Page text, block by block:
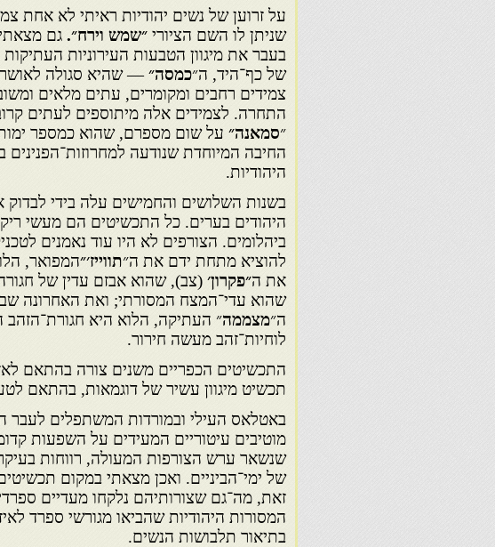
על זרוען של נשים יהודיות ראיתי לא אחת
שניתן לו השם הציורי ״שמש וירח״. גם
בעבר את מיגוון הטבעות העירוניות העתיקות
של כף־היד, ה״כמסה״— שהיא סגולה לאושר
צמידים רחבים ומקומרים, עתים מלאים
התחרה. לצמידים אלה מיתוספים לעתים
״סמאנה״
החיבה המיוחדת שנודעה למחרוזות־הפנינים
היהודיות.
בשנות השלושים והחמישים עלה בידי
היהודים בערים. כל התכשי­טים הם מעשי
ביהלומים. הצורפים לא היו עוד נאמנים
להוציא מתחת ידם את ה״תווייז׳״המפואר,
את ה״פקרון׳ (צב), שהוא אבזם עדין של
שהוא עדי־המצח המסורתי; ואת האחרונה
ה״מצממה״ העתיקה, הלוא היא
לוחיות־זהב מעשה חירור.
התכשיטים הכפריים משנים צורה בהתאם
תכשיט מיגוון עשיר של דוגמאות, בהתאם
באטלאס העילי ובמורדות המשתפלים
מוטיבים עיטוריים המעידים על השפעות
שנשאר ערש הצורפות המעולה, רווחות
של ימי־הביניים. ואכן מצאתי במקום
זאת, מה־גם שצורותיהם נלקחו מעדיים
המסורות היהודיות שהביאו מגורשי ספרד
בתיאור תלבושות הנשים.